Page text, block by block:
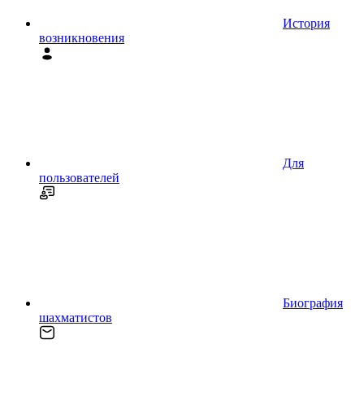
История
возникновения
Для
пользователей
Биография
шахматистов